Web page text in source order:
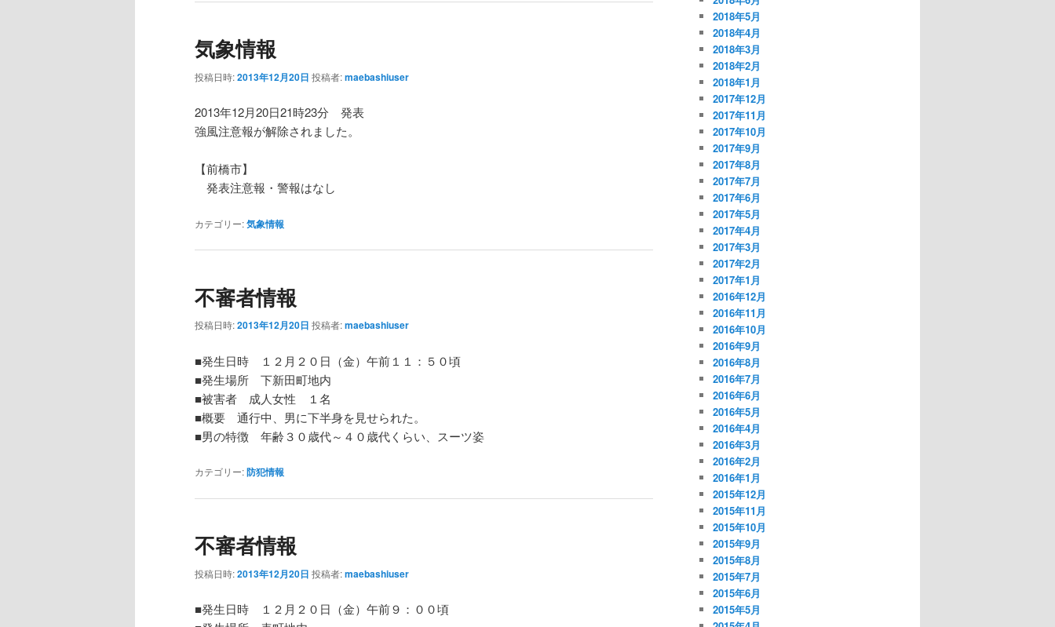
気象情報
投稿日時:2013年12月20日 投稿者:maebashiuser
2013年12月20日21時23分 発表
強風注意報が解除されました。
【前橋市】
発表注意報・警報はなし
カテゴリー:気象情報
不審者情報
投稿日時:2013年12月20日 投稿者:maebashiuser
■発生日時 １２月２０日（金）午前１１：５０頃
■発生場所 下新田町地内
■被害者 成人女性 １名
■概要 通行中、男に下半身を見せられた。
■男の特徴 年齢３０歳代～４０歳代くらい、スーツ姿
カテゴリー:防犯情報
不審者情報
投稿日時:2013年12月20日 投稿者:maebashiuser
■発生日時 １２月２０日（金）午前９：００頃
2018年5月
2018年4月
2018年3月
2018年2月
2018年1月
2017年12月
2017年11月
2017年10月
2017年9月
2017年8月
2017年7月
2017年6月
2017年5月
2017年4月
2017年3月
2017年2月
2017年1月
2016年12月
2016年11月
2016年10月
2016年9月
2016年8月
2016年7月
2016年6月
2016年5月
2016年4月
2016年3月
2016年2月
2016年1月
2015年12月
2015年11月
2015年10月
2015年9月
2015年8月
2015年7月
2015年6月
2015年5月